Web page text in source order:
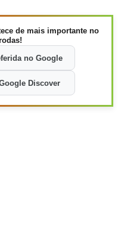
de mais importante no
no Google
Discover